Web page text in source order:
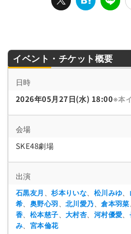
イベント・チケット概要
日時
2026年05月27日(水) 18:00※本
会場
SKE48劇場
出演
石黒友月
、杉本りいな 松川みゆ
希
奥野心羽 、北川愛乃 、倉本羽菜
香
松本慈子 、大村杏 河村優愛
み
宮本倫花